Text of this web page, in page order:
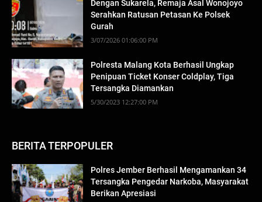
Dengan Sukarela, Remaja Asal Wonojoyo
Serahkan Ratusan Petasan Ke Polsek
Gurah
3/07/2026 01:06:00 PM
Polresta Malang Kota Berhasil Ungkap
Penipuan Ticket Konser Coldplay, Tiga
Tersangka Diamankan
5/30/2023 12:27:00 PM
BERITA TERPOPULER
Polres Jember Berhasil Mengamankan 34
Tersangka Pengedar Narkoba, Masyarakat
Berikan Apresiasi